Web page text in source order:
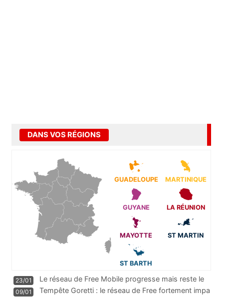
DANS VOS RÉGIONS
GUADELOUPE MARTINIQUE
GUYANE LA RÉUNION
MAYOTTE ST MARTIN
ST BARTH
23/01
Le réseau de Free Mobile progresse mais reste le
m
...
09/01
Tempête Goretti : le réseau de Free fortement impa